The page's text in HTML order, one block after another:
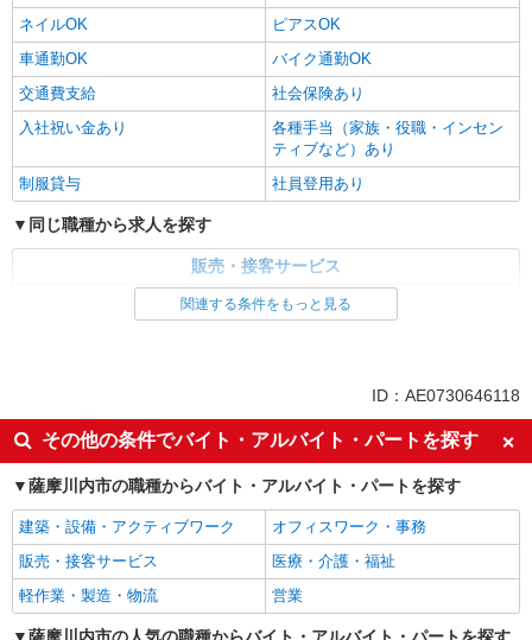
ネイルOK
ピアスOK
車通勤OK
バイク通勤OK
交通費支給
社会保険あり
入社祝い金あり
各種手当（家族・役職・インセン
ティブなど）あり
制服貸与
社員登用あり
同じ職種から求人を探す
販売・接客サービス
英語が活かせる
ボーナス・賞与あり
車通勤OK
交通費支給
社会保険あり
社員登用あり
関連する条件をもっと見る
ID：AE0730646118
その他の条件でバイト・アルバイト・パートを探す
薩摩川内市の職種からバイト・アルバイト・パートを探す
建築・設備・アクティブワーク
オフィスワーク・事務
販売・接客サービス
医療・介護・福祉
軽作業・製造・物流
営業